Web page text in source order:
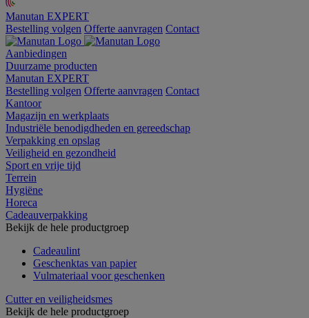
Manutan EXPERT
Bestelling volgen Offerte aanvragen Contact
Aanbiedingen
Duurzame producten
Manutan EXPERT
Bestelling volgen Offerte aanvragen Contact
Kantoor
Magazijn en werkplaats
Industriële benodigdheden en gereedschap
Verpakking en opslag
Veiligheid en gezondheid
Sport en vrije tijd
Terrein
Hygiëne
Horeca
Cadeauverpakking
Bekijk de hele productgroep
Cadeaulint
Geschenktas van papier
Vulmateriaal voor geschenken
Cutter en veiligheidsmes
Bekijk de hele productgroep